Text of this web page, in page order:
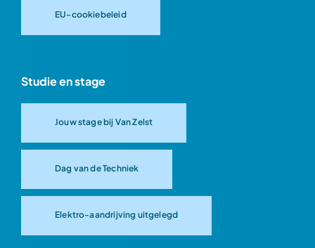
EU-cookiebeleid
Studie en stage
Jouw stage bij Van Zelst
Dag van de Techniek
Elektro-aandrijving uitgelegd